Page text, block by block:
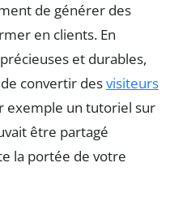
de générer des
en clients. En
et durables,
convertir desvisiteurs
exemple un tutoriel sur
être partagé
la portée de votre